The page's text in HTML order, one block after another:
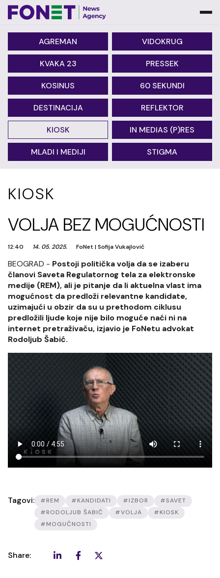
AGREMAN VIDOKRUG
KVAKA 23 PRESSEK
KOSINUS 60 SEKUNDI
DESTINACIJA REFLEKTOR
KIOSK IN MEDIAS (P)RES
MLADI I MEDIJI STIGMA
KIOSK
VOLJA BEZ MOGUĆNOSTI
12:40 14. 05. 2025. FoNet |Sofija Vukajlović
BEOGRAD - Postoji politička volja da se izaberu
članovi Saveta Regulatornog tela za elektronske
medije (REM), ali je pitanje da li aktuelna vlast ima
mogućnost da predloži relevantne kandidate,
uzimajući u obzir da su u prethodom ciklusu
predložili ljude koje nije bilo moguće naći ni na
internet pretraživaču, izjavio je FoNetu advokat
Rodoljub Šabić.
Tagovi: #REM #KANDIDATI #IZBOR
#SAVET
#RODOLJUB ŠABIĆ
#VOLJA
#KIOSK
#MOGUĆNOSTI
Share: